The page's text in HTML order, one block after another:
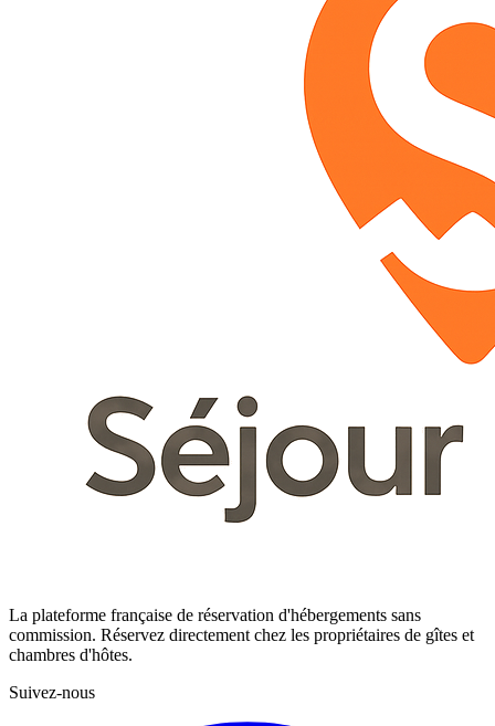
La plateforme française de réservation d'hébergements sans
commission. Réservez directement chez les propriétaires de gîtes et
chambres d'hôtes.
Suivez-nous